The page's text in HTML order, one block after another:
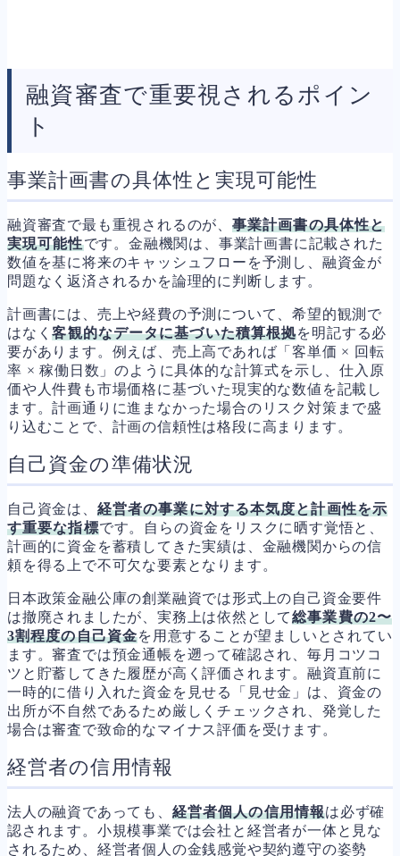
融資審査で重要視されるポイン
ト
事業計画書の具体性と実現可能性
融資審査で最も重視されるのが、事業計画書の具体性と
実現可能性です。金融機関は、事業計画書に記載された
数値を基に将来のキャッシュフローを予測し、融資金が
問題なく返済されるかを論理的に判断します。
計画書には、売上や経費の予測について、希望的観測で
はなく客観的なデータに基づいた積算根拠を明記する必
要があります。例えば、売上高であれば「客単価 × 回転
率 × 稼働日数」のように具体的な計算式を示し、仕入原
価や人件費も市場価格に基づいた現実的な数値を記載し
ます。計画通りに進まなかった場合のリスク対策まで盛
り込むことで、計画の信頼性は格段に高まります。
自己資金の準備状況
自己資金は、 経営者の事業に対する本気度と計画性を示
す重要な指標です。自らの資金をリスクに晒す覚悟と、
計画的に資金を蓄積してきた実績は、金融機関からの信
頼を得る上で不可欠な要素となります。
日本政策金融公庫の創業融資では形式上の自己資金要件
は撤廃されましたが、実務上は依然として総事業費の2〜
3割程度の自己資金を用意することが望ましいとされてい
ます。審査では預金通帳を遡って確認され、毎月コツコ
ツと貯蓄してきた履歴が高く評価されます。融資直前に
一時的に借り入れた資金を見せる「見せ金」は、資金の
出所が不自然であるため厳しくチェックされ、発覚した
場合は審査で致命的なマイナス評価を受けます。
経営者の信用情報
法人の融資であっても、 経営者個人の信用情報は必ず確
認されます。小規模事業では会社と経営者が一体と見な
されるため、経営者個人の金銭感覚や契約遵守の姿勢